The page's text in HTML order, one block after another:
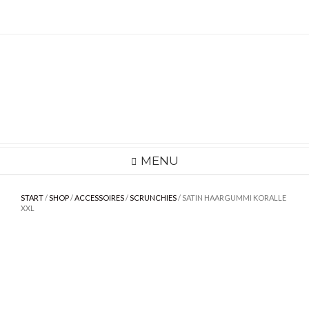
MENU
START/SHOP/ACCESSOIRES/SCRUNCHIES/ SATIN HAARGUMMI KORALLE
XXL